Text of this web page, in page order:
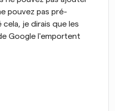
pouvez pas pré-
je dirais que les
Google l'emportent